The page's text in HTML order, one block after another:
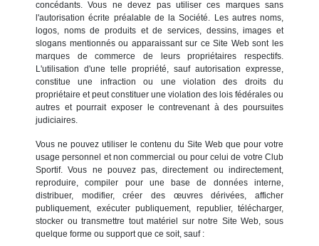
concédants. Vous ne devez pas utiliser ces marques sans
l'autorisation écrite préalable de la Société. Les autres noms,
logos, noms de produits et de services, dessins, images et
slogans mentionnés ou apparaissant sur ce Site Web sont les
marques de commerce de leurs propriétaires respectifs.
L'utilisation d'une telle propriété, sauf autorisation expresse,
constitue une infraction ou une violation des droits du
propriétaire et peut constituer une violation des lois fédérales ou
autres et pourrait exposer le contrevenant à des poursuites
judiciaires.
Vous ne pouvez utiliser le contenu du Site Web que pour votre
usage personnel et non commercial ou pour celui de votre Club
Sportif. Vous ne pouvez pas, directement ou indirectement,
reproduire, compiler pour une base de données interne,
distribuer, modifier, créer des œuvres dérivées, afficher
publiquement, exécuter publiquement, republier, télécharger,
stocker ou transmettre tout matériel sur notre Site Web, sous
quelque forme ou support que ce soit, sauf :